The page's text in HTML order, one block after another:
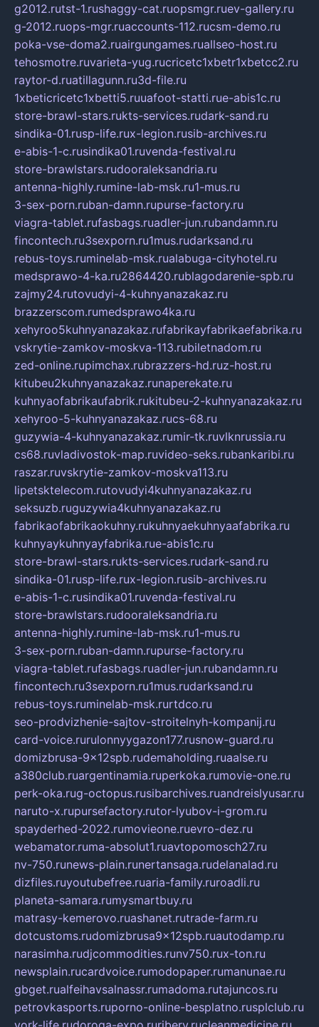
g2012.rutst-1.rushaggy-cat.ruopsmgr.ruev-gallery.ru
g-2012.ruops-mgr.ruaccounts-112.rucsm-demo.ru
poka-vse-doma2.ruairgungames.ruallseo-host.ru
tehosmotre.ruvarieta-yug.rucricetc1xbetr1xbetcc2.ru
raytor-d.ruatillagunn.ru3d-file.ru
1xbeticricetc1xbetti5.ruuafoot-statti.rue-abis1c.ru
store-brawl-stars.rukts-services.rudark-sand.ru
sindika-01.rusp-life.rux-legion.rusib-archives.ru
e-abis-1-c.rusindika01.ruvenda-festival.ru
store-brawlstars.rudooraleksandria.ru
antenna-highly.rumine-lab-msk.ru1-mus.ru
3-sex-porn.ruban-damn.rupurse-factory.ru
viagra-tablet.rufasbags.ruadler-jun.rubandamn.ru
fincontech.ru3sexporn.ru1mus.rudarksand.ru
rebus-toys.ruminelab-msk.rualabuga-cityhotel.ru
medsprawo-4-ka.ru2864420.rublagodarenie-spb.ru
zajmy24.rutovudyi-4-kuhnyanazakaz.ru
brazzerscom.rumedsprawo4ka.ru
xehyroo5kuhnyanazakaz.rufabrikayfabrikaefabrika.ru
vskrytie-zamkov-moskva-113.rubiletnadom.ru
zed-online.rupimchax.rubrazzers-hd.ruz-host.ru
kitubeu2kuhnyanazakaz.runaperekate.ru
kuhnyaofabrikaufabrik.rukitubeu-2-kuhnyanazakaz.ru
xehyroo-5-kuhnyanazakaz.rucs-68.ru
guzywia-4-kuhnyanazakaz.rumir-tk.ruvlknrussia.ru
cs68.ruvladivostok-map.ruvideo-seks.rubankaribi.ru
raszar.ruvskrytie-zamkov-moskva113.ru
lipetsktelecom.rutovudyi4kuhnyanazakaz.ru
seksuzb.ruguzywia4kuhnyanazakaz.ru
fabrikaofabrikaokuhny.rukuhnyaekuhnyaafabrika.ru
kuhnyaykuhnyayfabrika.rue-abis1c.ru
store-brawl-stars.rukts-services.rudark-sand.ru
sindika-01.rusp-life.rux-legion.rusib-archives.ru
e-abis-1-c.rusindika01.ruvenda-festival.ru
store-brawlstars.rudooraleksandria.ru
antenna-highly.rumine-lab-msk.ru1-mus.ru
3-sex-porn.ruban-damn.rupurse-factory.ru
viagra-tablet.rufasbags.ruadler-jun.rubandamn.ru
fincontech.ru3sexporn.ru1mus.rudarksand.ru
rebus-toys.ruminelab-msk.rurtdco.ru
seo-prodvizhenie-sajtov-stroitelnyh-kompanij.ru
card-voice.rurulonnyygazon177.rusnow-guard.ru
domizbrusa-9x12spb.rudemaholding.ruaalse.ru
a380club.ruargentinamia.ruperkoka.rumovie-one.ru
perk-oka.rug-octopus.rusibarchives.ruandreislyusar.ru
naruto-x.rupursefactory.rutor-lyubov-i-grom.ru
spayderhed-2022.rumovieone.ruevro-dez.ru
webamator.ruma-absolut1.ruavtopomosch27.ru
nv-750.runews-plain.runertansaga.rudelanalad.ru
dizfiles.ruyoutubefree.ruaria-family.ruroadli.ru
planeta-samara.rumysmartbuy.ru
matrasy-kemerovo.ruashanet.rutrade-farm.ru
dotcustoms.rudomizbrusa9x12spb.ruautodamp.ru
narasimha.rudjcommodities.runv750.rux-ton.ru
newsplain.rucardvoice.rumodopaper.rumanunae.ru
gbget.rualfeihavsalnassr.rumadoma.rutajuncos.ru
petrovkasports.ruporno-online-besplatno.rusplclub.ru